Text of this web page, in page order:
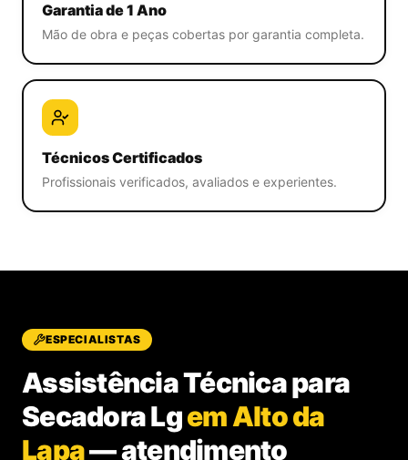
Garantia de 1 Ano
Mão de obra e peças cobertas por garantia completa.
Técnicos Certificados
Profissionais verificados, avaliados e experientes.
ESPECIALISTAS
Assistência Técnica para
Secadora Lgem Alto da
Lapa—atendimento